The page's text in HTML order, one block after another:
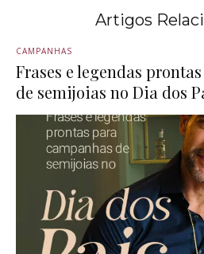
Artigos
CAMPANHAS
Frases e legendas
de semijoias no Dia dos